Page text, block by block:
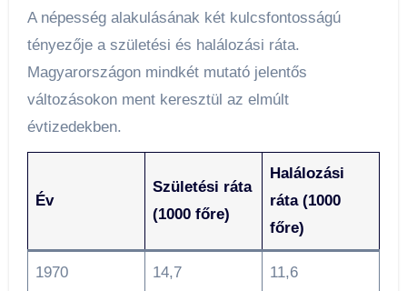
A népesség alakulásának két kulcsfontosságú
tényezője a születési és halálozási ráta.
Magyarországon mindkét mutató jelentős
változásokon ment keresztül az elmúlt
évtizedekben.
Év
Születési ráta
(1000 főre)
Halálozási
ráta (1000
főre)
1970 14,7 11,6